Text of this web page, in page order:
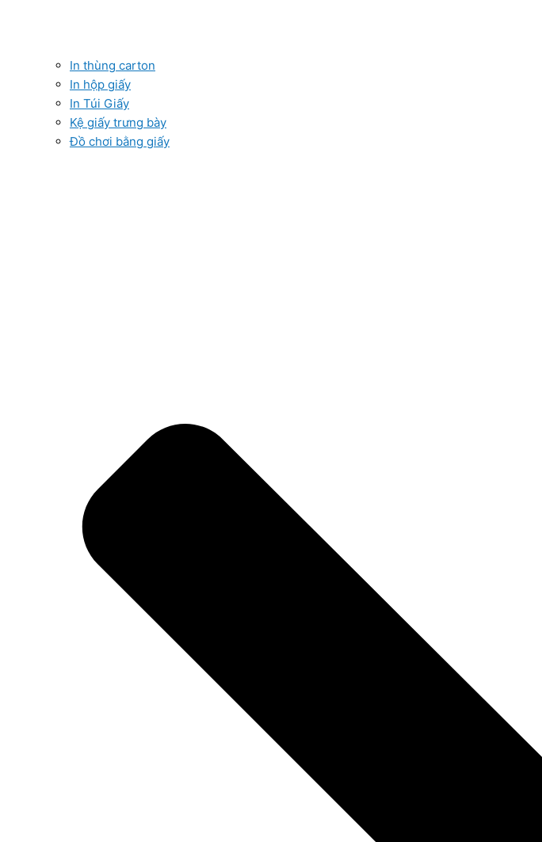
In thùng carton
In hộp giấy
In Túi Giấy
Kệ giấy trưng bày
Đồ chơi bằng giấy